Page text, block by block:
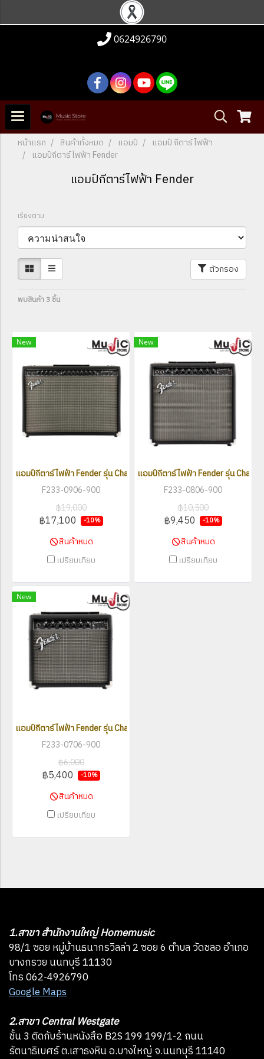
0624926790
หน้าแรก สินค้าทั้งหมด แอมป์
แอมป์ กีตาร์ไฟฟ้า
แอมป์กีตาร์ไฟฟ้า Fender
แอมป์กีตาร์ไฟฟ้า Fender
เรียงตาม
ตัวกรอง
พบสินค้า 3 ชิ้น
New
แอมป์กีตาร์ไฟฟ้า Fender รุ่น Champion II 100
F233-0906-900
฿19,000
฿17,100 -10%
สินค้าหมด
เปรียบเทียบ
New
แอมป์กีตาร์ไฟฟ้า Fender รุ่น
F233-0806-900
฿10,500
฿9,450 -10%
สินค้าหมด
เปรียบเทียบ
New
แอมป์กีตาร์ไฟฟ้า Fender รุ่น Champion II 25
F233-0706-900
฿6,000
฿5,400 -10%
สินค้าหมด
เปรียบเทียบ
1.สาขา สำนักงานใหญ่ Homemusic
98/1 ซอย หมู่บ้านธนากรวิลล่า 2 ซอย 6 ตำบล วัดชลอ อำเภอ
บางกรวย นนทบุรี 11130
โทร 062-4926790
Google Maps
2.สาขา Central Westgate
ชั้น 3 ติดกับร้านหนังสือ B2S 199 199/1-2 ถนน
รัตนาธิเบศร์ ต.เสาธงหิน อ.บางใหญ่ จ.นนทบุรี 11140